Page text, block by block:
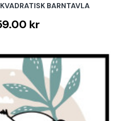
BARNTAVLA
kr